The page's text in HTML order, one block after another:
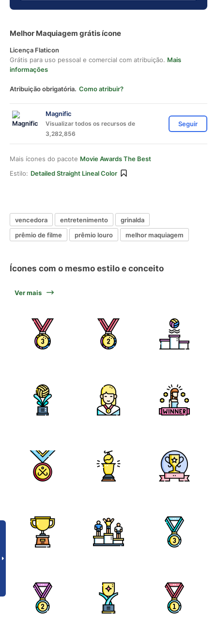
Melhor Maquiagem grátis ícone
Licença Flaticon
Grátis para uso pessoal e comercial com atribuição. Mais
informações
Atribuição obrigatória. Como atribuir?
Magnific
Visualizar todos os recursos de
3,282,856
Seguir
Mais ícones do pacote Movie Awards The Best
Estilo: Detailed Straight Lineal Color
vencedora entretenimento
grinalda
prêmio de filme
prêmio louro melhor maquiagem
Ícones com o mesmo estilo e conceito
Ver mais